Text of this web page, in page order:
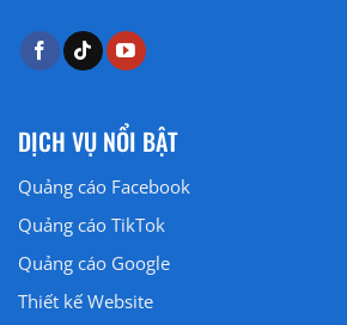
DỊCH VỤ NỔI BẬT
Quảng cáo Facebook
Quảng cáo TikTok
Quảng cáo Google
Thiết kế Website